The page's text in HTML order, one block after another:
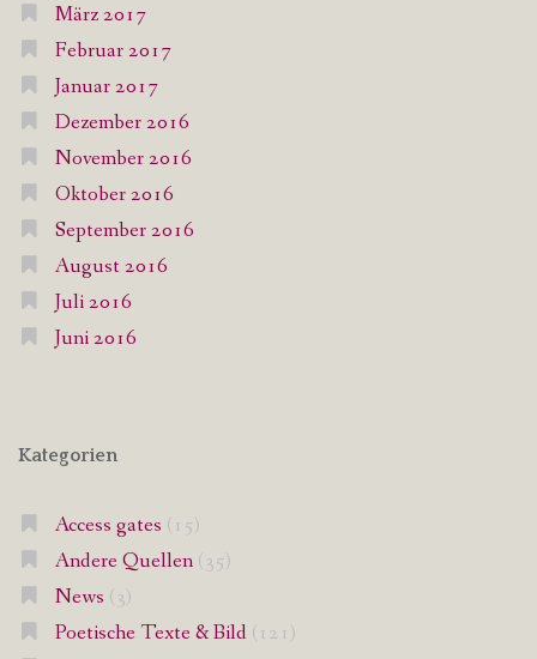
März 2017
Februar 2017
Januar 2017
Dezember 2016
November 2016
Oktober 2016
September 2016
August 2016
Juli 2016
Juni 2016
Kategorien
Access gates (15)
Andere Quellen(35)
News (3)
Poetische Texte & Bild (121)